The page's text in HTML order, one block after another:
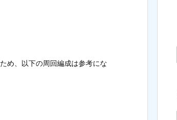
ため、以下の周回編成は参考にな